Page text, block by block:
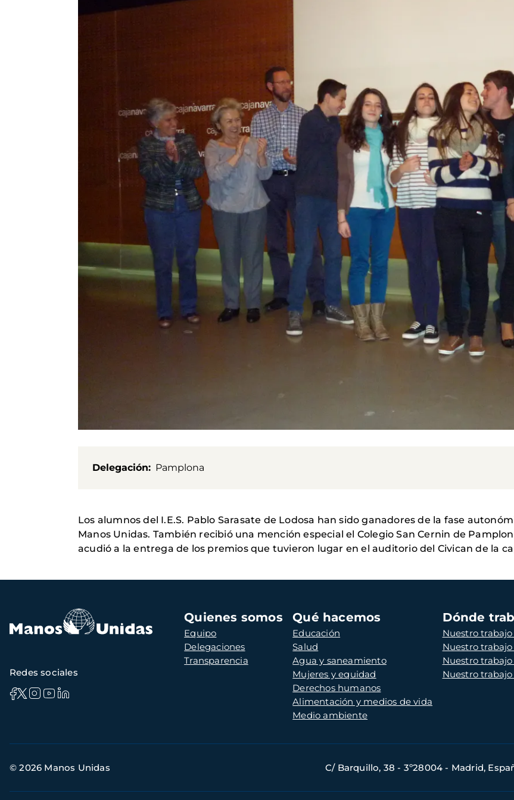
Delegación Pamplona
Los alumnos del I.E.S. Pablo Sarasate de Lodosa han sido ganadores de la fase
Manos Unidas. También recibió una mención especial el Colegio San Cernin de
acudió a la entrega de los premios que tuvieron lugar en el auditorio del Civican de la
Navegación
principal
Quienes somos
Equipo
Delegaciones
Transparencia
Qué hacemos
Educación
Salud
Agua y saneamiento
Mujeres y equidad
Derechos humanos
Alimentación y medios de vida
Medio ambiente
Dónde
Nuestro
Nuestro
Nuestro trabajo
Nuestro
Redes sociales
de
© 2026 Manos Unidas C/ Barquillo, 38 - 3º28004 - Madrid,